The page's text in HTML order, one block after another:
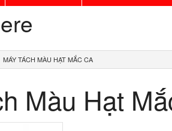
MÁY TÁCH MÀU HẠT MẮC CA
Màu Hạt